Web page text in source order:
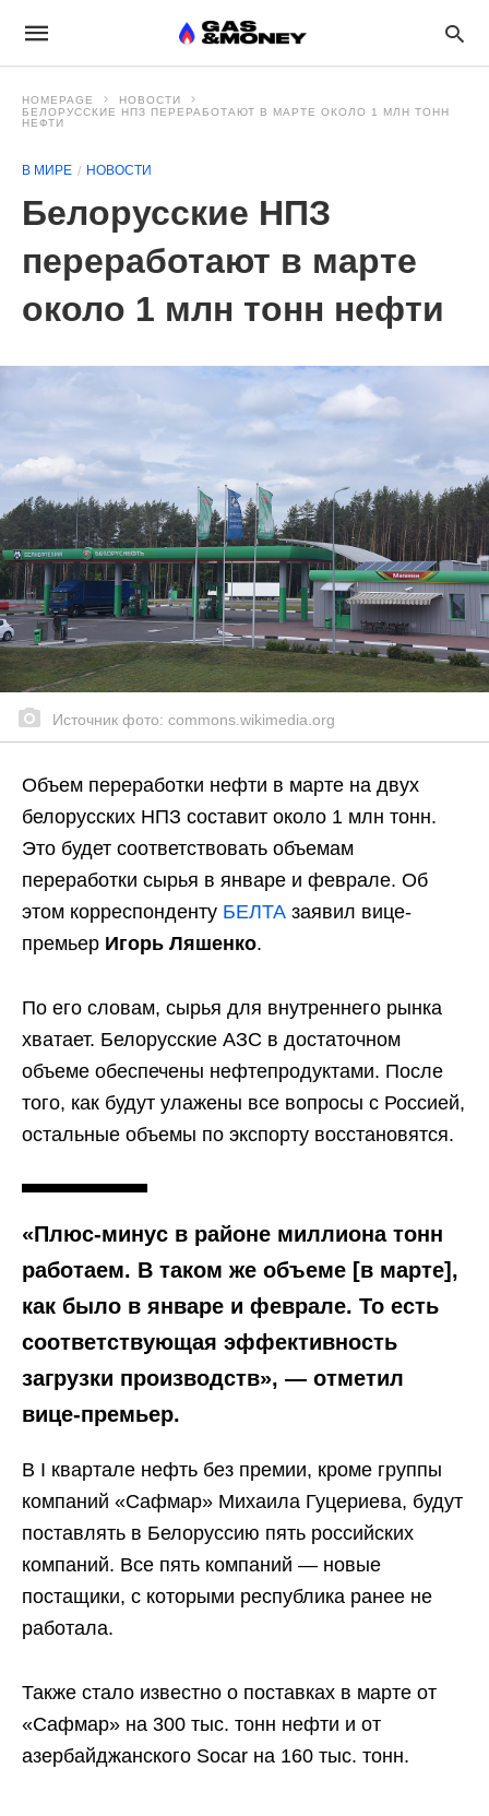
HOMEPAGE
НОВОСТИ
БЕЛОРУССКИЕ НПЗ ПЕРЕРАБОТАЮТ В МАРТЕ ОКОЛО 1 МЛН ТОНН
НЕФТИ
В МИРЕ НОВОСТИ
Белорусские НПЗ
переработают в марте
около 1 млн тонн нефти
Источник фото: commons.wikimedia.org
Объем переработки нефти в марте на двух
белорусских НПЗ составит около 1 млн тонн.
Это будет соответствовать объемам
переработки сырья в январе и феврале. Об
этом корреспонденту БЕЛТА заявил вице-
премьер Игорь Ляшенко.
По его словам, сырья для внутреннего рынка
хватает. Белорусские АЗС в достаточном
объеме обеспечены нефтепродуктами. После
того, как будут улажены все вопросы с Россией,
остальные объемы по экспорту восстановятся.
«Плюс-минус в районе миллиона тонн
работаем. В таком же объеме [в марте],
как было в январе и феврале. То есть
соответствующая эффективность
загрузки производств», — отметил
вице-премьер.
В I квартале нефть без премии, кроме группы
компаний «Сафмар» Михаила Гуцериева, будут
поставлять в Белоруссию пять российских
компаний. Все пять компаний — новые
постащики, с которыми республика ранее не
работала.
Также стало известно о поставках в марте от
«Сафмар» на 300 тыс. тонн нефти и от
азербайджанского Socar на 160 тыс. тонн.